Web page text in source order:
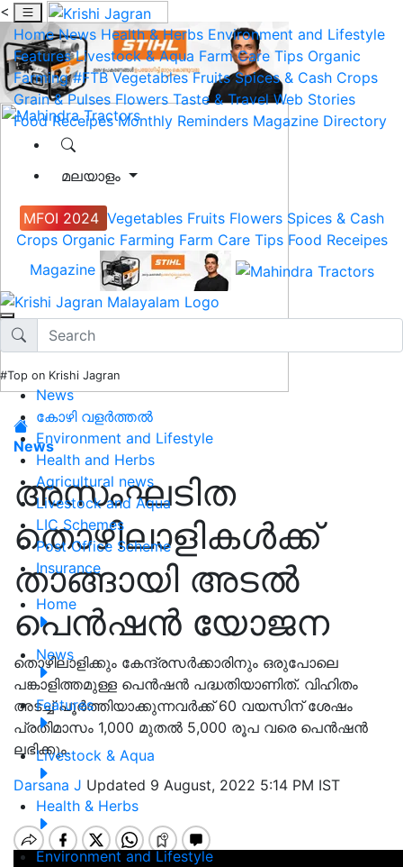
<
Home News Health & Herbs Environment and Lifestyle
Features Livestock & Aqua Farm Care Tips Organic
Farming #FTB Vegetables Fruits Spices & Cash Crops
Grain & Pulses Flowers Taste & Travel Web Stories
Food Receipes Monthly Reminders Magazine Directory
മലയാളം
MFOI 2024 Vegetables Fruits Flowers Spices & Cash
Crops Organic Farming Farm Care Tips Food Receipes
Magazine
#Top on Krishi Jagran
News
കോഴി വളർത്തൽ
Environment and Lifestyle
Health and Herbs
Agricultural news
Livestock and Aqua
LIC Schemes
Post Office Scheme
Insurance
Home
News
Features
Livestock & Aqua
Health & Herbs
Environment and Lifestyle
News
അസംഘടിത
തൊഴിലാളികൾക്ക്
താങ്ങായി അടൽ
പെൻഷൻ യോജന
തൊഴിലാളിക്കും കേന്ദ്രസർക്കാരിനും ഒരുപോലെ
പങ്കാളിത്തമുള്ള പെൻഷൻ പദ്ധതിയാണിത്. വിഹിതം
അടച്ച് പൂർത്തിയാക്കുന്നവർക്ക് 60 വയസിന് ശേഷം
പ്രതിമാസം 1,000 മുതൽ 5,000 രൂപ വരെ പെൻഷൻ
ലഭിക്കും.
Darsana J Updated 9 August, 2022 5:14 PM IST